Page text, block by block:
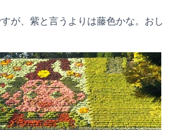
が、紫と言うよりは藤色かな。おし